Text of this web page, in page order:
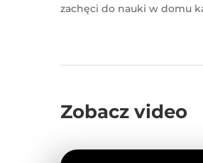
zachęci do nauki w domu
Zobacz video